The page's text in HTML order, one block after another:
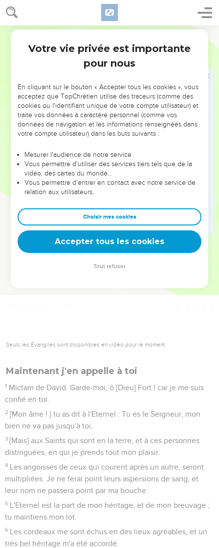
NE MANQUEZ PAS L’ÉVÉNEMENT
DE L’ANNÉE !
ET SI LEURS ERREURS POUVAIENT VOUS ÉVITER LES
VOTRES ?
leur foi ou leur vision. Mais on voit moins les doutes, les erreurs
et les saisons difficiles qu'ils ont traversés, alors même que ce
sont elles qui les ont façonnés.
Dans cette conférence, leaders, entrepreneurs, et responsables
clés pour avancer avec plus de sagesse afin que leurs erreurs
deviennent vos tremplins. Que vous guidiez un ministère, une
équipe, un groupe ou une famille, leur expérience est faite
Seuls les Évangiles sont disponibles en vidéo pour le moment.
Maintenant j'en appelle à toi
1 Mictam de David. Garde-moi, ô [Dieu] Fort ! car je me suis
confié en toi.
2 [Mon âme ! ] tu as dit à l'Eternel : Tu es le Seigneur, mon
bien ne va pas jusqu'à toi,
3 [Mais] aux Saints qui sont en la terre, et à ces personnes
distinguées, en qui je prends tout mon plaisir.
4 Les angoisses de ceux qui courent après un autre, seront
multipliées. Je ne ferai point leurs aspersions de sang, et
leur nom ne passera point par ma bouche.
5 L'Eternel est la part de mon héritage, et de mon breuvage ;
tu maintiens mon lot.
6 Les cordeaux me sont échus en des lieux agréables, et un
très bel héritage m'a été accordé.
Votre vie privée est importante
pour nous
En cliquant sur le bouton « Accepter tous les cookies », vous
acceptez que TopChrétien utilise des traceurs (comme des
cookies ou l'identifiant unique de votre compte utilisateur) et
traite vos données à caractère personnel (comme vos
données de navigation et les informations renseignées dans
votre compte utilisateur) dans les buts suivants :
Mesurer l'audience de notre service
Vous permettre d'utiliser des services tiers tels que de la
vidéo, des cartes du monde…
Vous permettre d'entrer en contact avec notre service de
relation aux utilisateurs.
Choisir mes cookies
Accepter tous les cookies
Tout refuser